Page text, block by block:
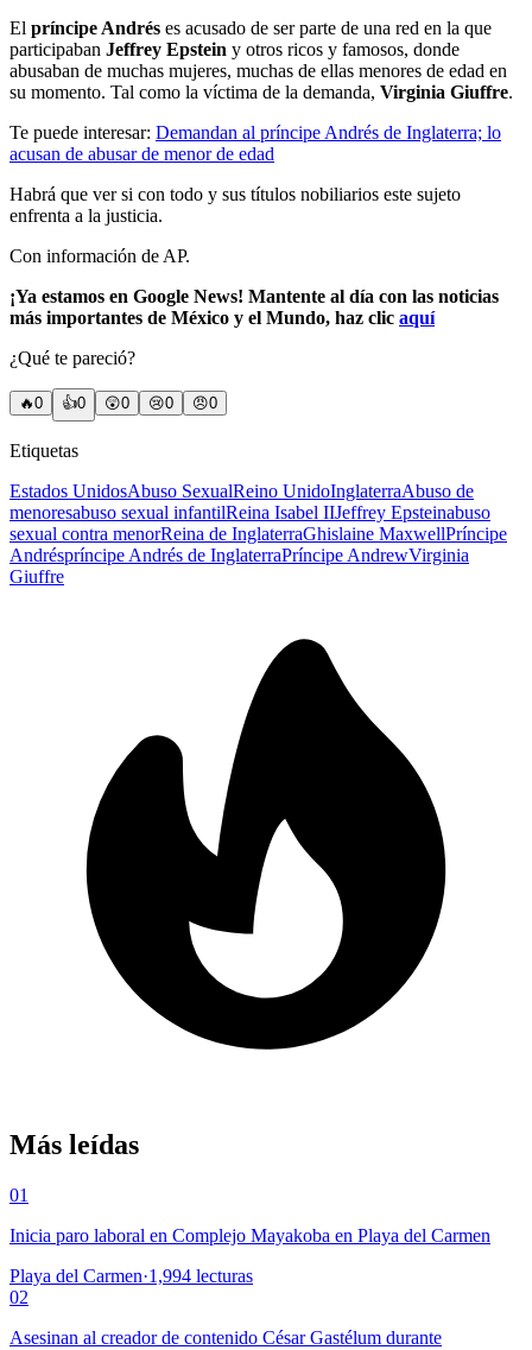
El príncipe Andrés es acusado de ser parte de una red en la que
participaban Jeffrey Epstein y otros ricos y famosos, donde
abusaban de muchas mujeres, muchas de ellas menores de edad en
su momento. Tal como la víctima de la demanda, Virginia Giuffre.
Te puede interesar: Demandan al príncipe Andrés de Inglaterra; lo
acusan de abusar de menor de edad
Habrá que ver si con todo y sus títulos nobiliarios este sujeto
enfrenta a la justicia.
Con información de AP.
¡Ya estamos en Google News! Mantente al día con las noticias
más importantes de México y el Mundo, haz clic aquí
¿Qué te pareció?
🔥0 👍0 😲0 😢0 😠0
Etiquetas
Estados UnidosAbuso SexualReino UnidoInglaterraAbuso de
menoresabuso sexual infantilReina Isabel IIJeffrey Epsteinabuso
sexual contra menorReina de InglaterraGhislaine MaxwellPríncipe
Andréspríncipe Andrés de InglaterraPríncipe AndrewVirginia
Giuffre
Más leídas
01
Inicia paro laboral en Complejo Mayakoba en Playa del Carmen
Playa del Carmen·1,994 lecturas
02
Asesinan al creador de contenido César Gastélum durante